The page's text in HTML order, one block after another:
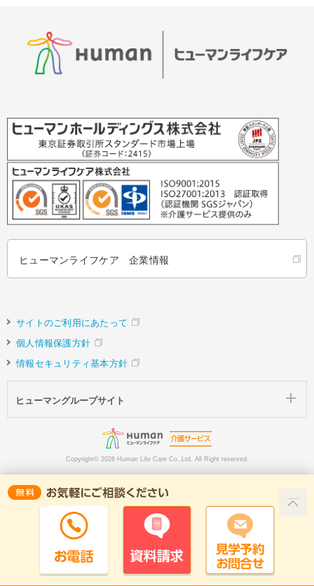
ヒューマンライフケア 企業情報
サイトのご利用にあたって
個人情報保護方針
情報セキュリティ基本方針
ヒューマングループサイト
Copyright© 2026 Human Life Care Co.,Ltd. All Right reserved.